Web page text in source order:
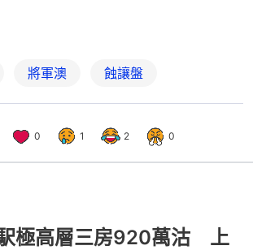
將軍澳 蝕讓盤
0 1 2 0
極高層三房920萬沽 上